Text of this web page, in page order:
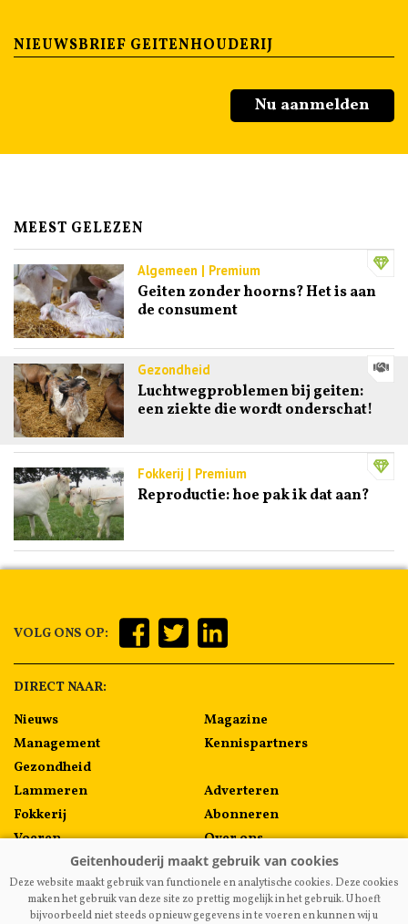
NIEUWSBRIEF GEITENHOUDERIJ
Nu aanmelden
MEEST GELEZEN
Algemeen | Premium
Geiten zonder hoorns? Het is aan
de consument
Gezondheid
Luchtwegproblemen bij geiten:
een ziekte die wordt onderschat!
Fokkerij | Premium
Reproductie: hoe pak ik dat aan?
VOLG ONS OP:
DIRECT NAAR:
Nieuws
Management
Gezondheid
Lammeren
Fokkerij
Voeren
Algemeen
Melkprijzen
Magazine
Kennispartners
Adverteren
Abonneren
Over ons
Contact
Deze website maakt gebruik van functionele en analytische cookies. Deze cookies
maken het gebruik van deze site zo prettig mogelijk in het gebruik. U hoeft
bijvoorbeeld niet steeds opnieuw gegevens in te voeren en kunnen wij u